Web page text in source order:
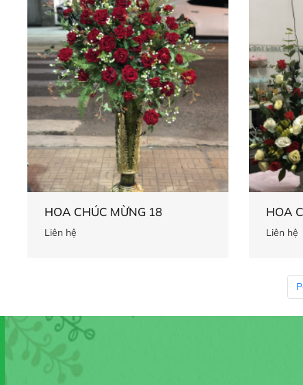
HOA CHÚC MỪNG 18
Liên hệ
HOA
Liên hệ